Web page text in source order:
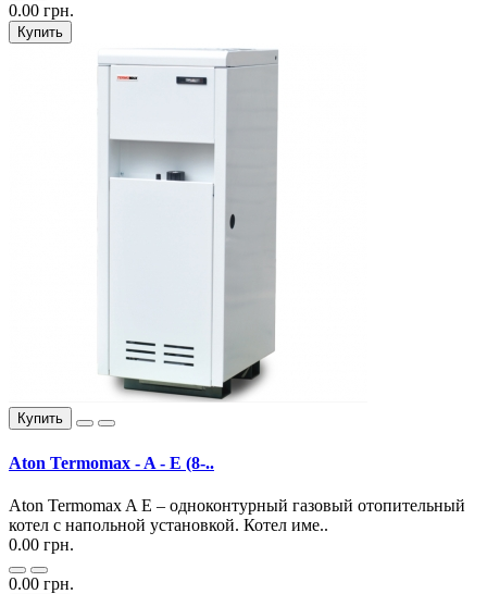
0.00 грн.
Купить
Купить
Aton Termomax - A - E (8-..
Aton Termomax A E – одноконтурный газовый отопительный
котел с напольной установкой. Котел име..
0.00 грн.
0.00 грн.